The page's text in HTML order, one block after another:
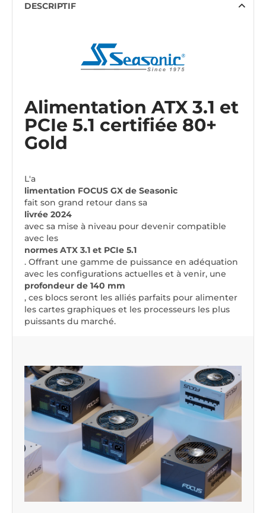
DESCRIPTIF
Alimentation ATX 3.1 et
PCIe 5.1 certifiée 80+
Gold
L'a
limentation FOCUS GX de Seasonic
fait son grand retour dans sa
livrée 2024
avec sa mise à niveau pour devenir compatible
avec les
normes ATX 3.1 et PCIe 5.1
. Offrant une gamme de puissance en adéquation
avec les configurations actuelles et à venir, une
profondeur de 140 mm
, ces blocs seront les alliés parfaits pour alimenter
les cartes graphiques et les processeurs les plus
puissants du marché.